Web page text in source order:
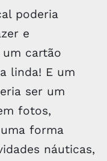
poderia
e
um cartão
linda! E um
ser um
fotos,
forma
náuticas,